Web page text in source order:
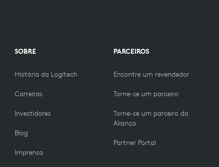
SOBRE
História da Logitech
Carreiras
Investidores
Blog
Imprensa
PARCEIROS
Encontre um revendedor
Torne-se um parceiro
Torne-se um parceiro da
Aliança
Partner Portal